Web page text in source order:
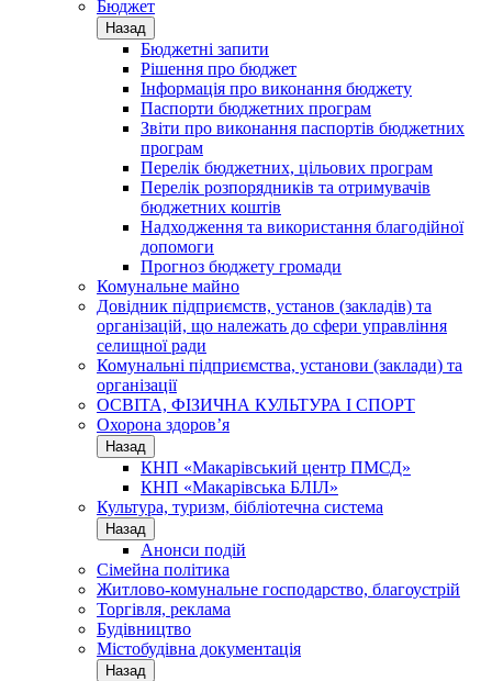
Бюджет
Назад
Бюджетні запити
Рішення про бюджет
Інформація про виконання бюджету
Паспорти бюджетних програм
Звіти про виконання паспортів бюджетних
програм
Перелік бюджетних, цільових програм
Перелік розпорядників та отримувачів
бюджетних коштів
Надходження та використання благодійної
допомоги
Прогноз бюджету громади
Комунальне майно
Довідник підприємств, установ (закладів) та
організацій, що належать до сфери управління
селищної ради
Комунальні підприємства, установи (заклади) та
організації
ОСВІТА, ФІЗИЧНА КУЛЬТУРА І СПОРТ
Охорона здоров’я
Назад
КНП «Макарівський центр ПМСД»
КНП «Макарівська БЛІЛ»
Культура, туризм, бібліотечна система
Назад
Анонси подій
Сімейна політика
Житлово-комунальне господарство, благоустрій
Торгівля, реклама
Будівництво
Містобудівна документація
Назад